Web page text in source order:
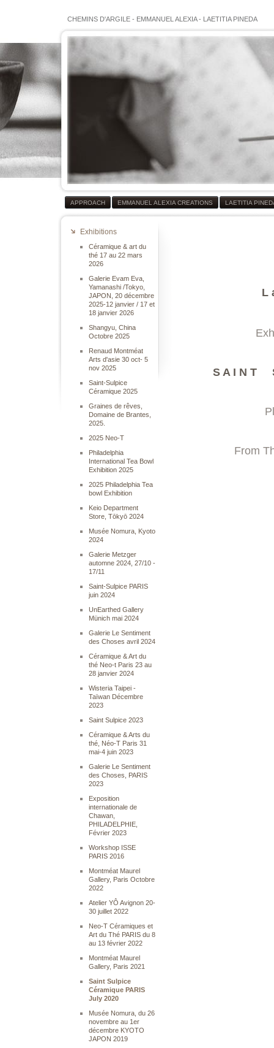
CHEMINS D'ARGILE - EMMANUEL ALEXIA- LAETITIA PINEDA
APPROACH EMMANUEL ALEXIA CREATIONS LAETITIA
Exhibitions
Céramique & art du
thé 17 au 22 mars
2026
Galerie Evam Eva,
Yamanashi /Tokyo,
JAPON, 20 décembre
2025-12 janvier / 17 et
18 janvier 2026
Shangyu, China
Octobre 2025
Renaud Montméat
Arts d'asie 30 oct- 5
nov 2025
Saint-Sulpice
Céramique 2025
Graines de rêves,
Domaine de Brantes,
2025.
2025 Neo-T
Philadelphia
International Tea Bowl
Exhibition 2025
2025 Philadelphia Tea
bowl Exhibition
Keio Department
Store, Tōkyō 2024
Musée Nomura, Kyoto
2024
Galerie Metzger
automne 2024, 27/10 -
17/11
Saint-Sulpice PARIS
juin 2024
UnEarthed Gallery
Münich mai 2024
Galerie Le Sentiment
des Choses avril 2024
Céramique & Art du
thé Neo-t Paris 23 au
28 janvier 2024
Wisteria Taipei -
Taïwan Décembre
2023
Saint Sulpice 2023
Céramique & Arts du
thé, Néo-T Paris 31
mai-4 juin 2023
Galerie Le Sentiment
des Choses, PARIS
2023
Exposition
internationale de
Chawan,
PHILADELPHIE,
Février 2023
Workshop ISSE
PARIS 2016
Montméat Maurel
Gallery, Paris Octobre
2022
Atelier YÔ Avignon 20-
30 juillet 2022
Neo-T Céramiques et
Art du Thé PARIS du 8
au 13 février 2022
Montméat Maurel
Gallery, Paris 2021
Saint Sulpice
Céramique PARIS
July 2020
Musée Nomura, du 26
novembre au 1er
décembre KYOTO
JAPON 2019
L
Exhibit on
S A I N T
Place
From